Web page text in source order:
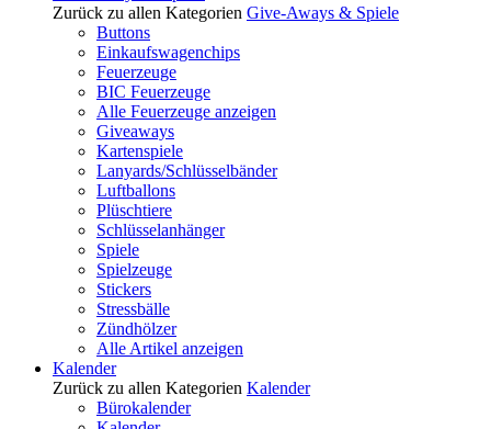
Zurück zu allen Kategorien Give-Aways & Spiele
Buttons
Einkaufswagenchips
Feuerzeuge
BIC Feuerzeuge
Alle Feuerzeuge anzeigen
Giveaways
Kartenspiele
Lanyards/Schlüsselbänder
Luftballons
Plüschtiere
Schlüsselanhänger
Spiele
Spielzeuge
Stickers
Stressbälle
Zündhölzer
Alle Artikel anzeigen
Kalender
Zurück zu allen Kategorien Kalender
Bürokalender